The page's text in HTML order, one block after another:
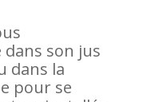
son jus
dans la
pour se